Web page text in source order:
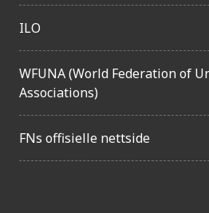
ILO
WFUNA (World Federation of
Associations)
FNs offisielle nettside